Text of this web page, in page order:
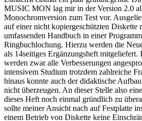
MUSIC MON lag mir in der Version 2.0
Monochromversion zum Test vor.
auf einer nicht kopiergeschützten Diskette
umfassenden Handbuch in einer
Ringbuchlochung. Hierzu werden die
als 14seitiges Ergänzungsheft mitgeliefert.
werden zwar alle Verbesserungen
intensivem Studium trotzdem zahlreiche
hinaus konnte auch der didaktische
nicht überzeugen. An dieser Stelle also
dieses Heft noch einmal gründlich zu
sollte meiner Ansicht nach auf Festplatte
einem Betrieb von Diskette keine